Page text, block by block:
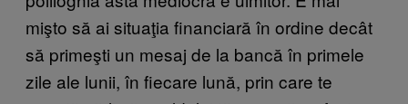
mişto să ai situaţia financiară în ordine decât
să primeşti un mesaj de la bancă în primele
zile ale lunii, în fiecare lună, prin care te